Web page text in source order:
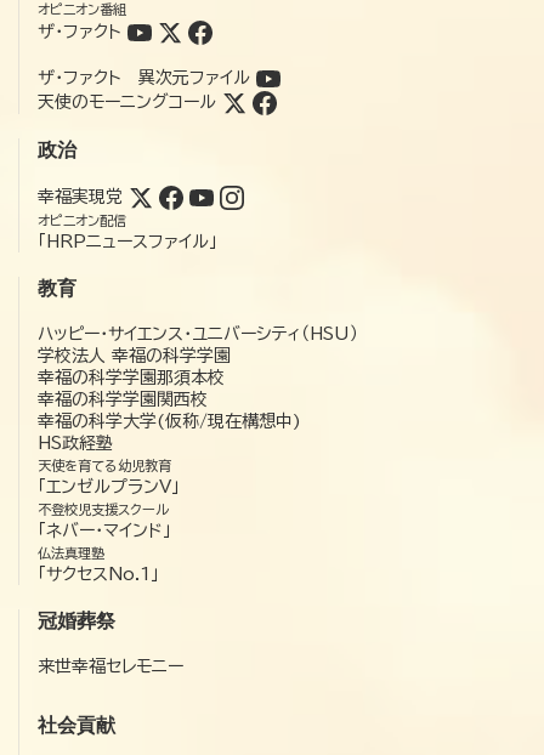
オピニオン番組
ザ・ファクト
ザ・ファクト 異次元ファイル
天使のモーニングコール
政治
幸福実現党
オピニオン配信
「HRPニュースファイル」
教育
ハッピー・サイエンス・ユニバーシティ（HSU）
学校法人 幸福の科学学園
幸福の科学学園那須本校
幸福の科学学園関西校
幸福の科学大学(仮称/現在構想中)
HS政経塾
天使を育てる幼児教育
「エンゼルプランV」
不登校児支援スクール
「ネバー・マインド」
仏法真理塾
「サクセスNo.1」
冠婚葬祭
来世幸福セレモニー
社会貢献